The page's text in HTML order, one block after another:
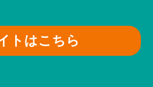
トはこちら